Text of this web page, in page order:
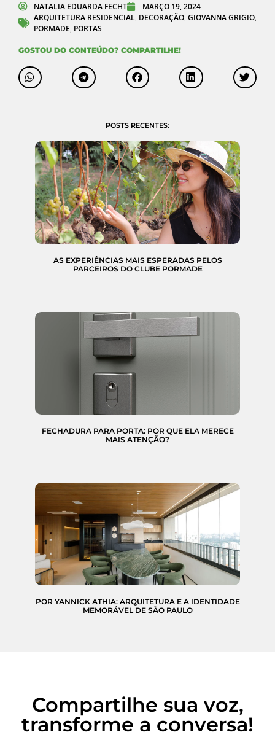
NATALIA EDUARDA FECHT
MARÇO 19, 2024
ARQUITETURA RESIDENCIAL, DECORAÇÃO, GIOVANNA GRIGIO,
PORMADE, PORTAS
GOSTOU DO CONTEÚDO? COMPARTILHE!
POSTS RECENTES:
AS EXPERIÊNCIAS MAIS ESPERADAS PELOS
PARCEIROS DO CLUBE PORMADE
FECHADURA PARA PORTA: POR QUE ELA MERECE
MAIS ATENÇÃO?
POR YANNICK ATHIA: ARQUITETURA E A IDENTIDADE
MEMORÁVEL DE SÃO PAULO
Compartilhe sua voz,
transforme a conversa!